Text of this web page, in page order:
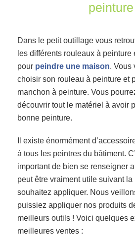
peinture
Dans le petit outillage vous
les différents rouleaux à peinture
pour peindre une maison. Vous
choisir son rouleau à peinture et
manchon à peinture. Vous
découvrir tout le matériel à avoir
bonne peinture.
Il existe énormément
à tous les peintres du bâtiment.
important de bien se renseigner
peut être vraiment utile suivant
souhaitez appliquer. Nous
puissiez appliquer nos produits
meilleurs outils ! Voici quelques
meilleures ventes :